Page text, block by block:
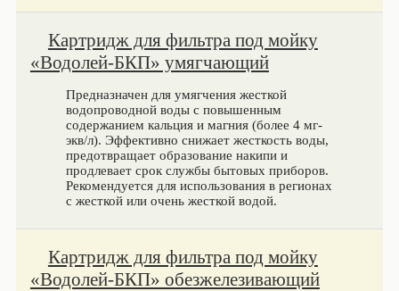
Картридж для фильтра под мойку
«Водолей-БКП» умягчающий
Предназначен для умягчения жесткой
водопроводной воды с повышенным
содержанием кальция и магния (более 4 мг-
экв/л). Эффективно снижает жесткость воды,
предотвращает образование накипи и
продлевает срок службы бытовых приборов.
Рекомендуется для использования в регионах
с жесткой или очень жесткой водой.
Картридж для фильтра под мойку
«Водолей-БКП» обезжелезивающий